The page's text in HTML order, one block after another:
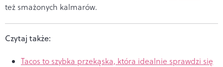
też smażonych kalmarów.
Czytaj także:
Tacos to szybka przekąska, która idealnie sprawdzi się